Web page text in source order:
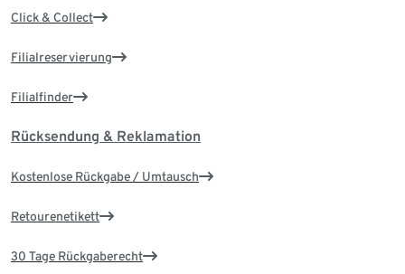
Click & Collect
Filialreservierung
Filialfinder
Rücksendung & Reklamation
Kostenlose Rückgabe / Umtausch
Retourenetikett
30 Tage Rückgaberecht